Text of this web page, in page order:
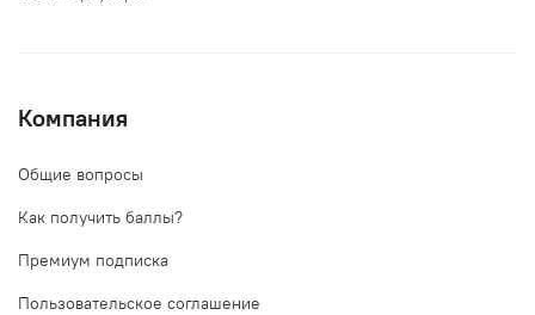
Компания
Общие вопросы
Как получить баллы?
Премиум подписка
Пользовательское соглашение